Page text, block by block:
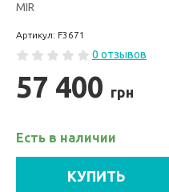
MIR
Артикул: F3671
0 отзывов
57 400 грн
Есть в наличии
КУПИТЬ